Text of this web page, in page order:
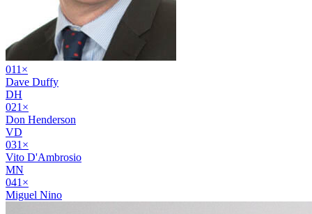
011 ×
Dave Duffy
DH
021 ×
Don Henderson
VD
031 ×
Vito D'Ambrosio
MN
041 ×
Miguel Nino